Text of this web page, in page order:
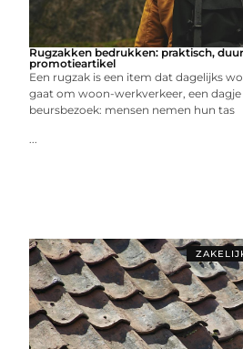
Rugzakken bedrukken: praktisch,
promotieartikel
Een rugzak is een item dat dagelijks
gaat om woon-werkverkeer, een dagje
beursbezoek: mensen nemen hun tas
...